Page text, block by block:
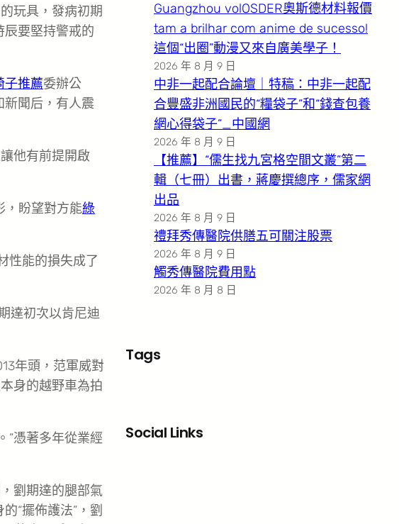
玩具，發病初期
要堅持警戒的
子推薦委辦公
聞后，有人震
他有前提開啟
，盼望對方能綠
性能的損失成了
達初次以肯尼迪
年頭，范軍威對
身的越野車為拍
”憑著多年從業經
劉期達的腿部氣
“擺佈護法”，劉
Guangzhou volOSDER奧斯德材料報價
tam a brilhar com anime de sucesso!
這個“出圈”動漫又來自廣美學子！
2026 年 8 月 9 日
中非一起配合論壇｜特稿：中非一起配
合豐盛非洲國民的“糧袋子”和“錢查包養
網心得袋子”_中國網
2026 年 8 月 9 日
【推薦】“儒生找九宮格空間文叢”第二
輯（七冊）出書，蔣慶撰總序，儒家網
出品
2026 年 8 月 9 日
禮拜秀傳醫院供膳五可關注股票
2026 年 8 月 9 日
觸秀傳醫院費用點
2026 年 8 月 8 日
Tags
Social Links